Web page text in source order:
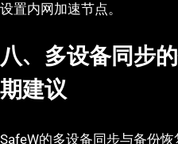
设置内网加速节点。
八、多设备同步
期建议
SafeW的多设备同步与备份